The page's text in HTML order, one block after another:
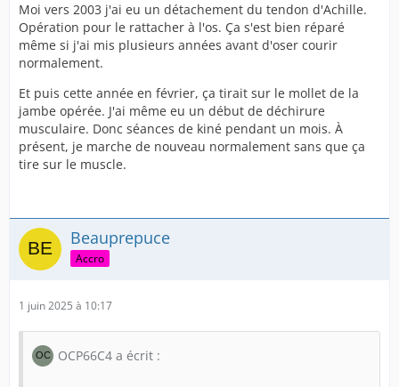
Moi vers 2003 j'ai eu un détachement du tendon d'Achille.
Opération pour le rattacher à l'os. Ça s'est bien réparé
même si j'ai mis plusieurs années avant d'oser courir
normalement.
Et puis cette année en février, ça tirait sur le mollet de la
jambe opérée. J'ai même eu un début de déchirure
musculaire. Donc séances de kiné pendant un mois. À
présent, je marche de nouveau normalement sans que ça
tire sur le muscle.
Beauprepuce
Accro
1 juin 2025 à 10:17
OCP66C4 a écrit :